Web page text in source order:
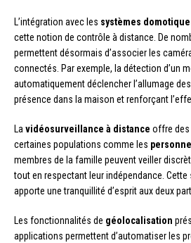
L’intégration avec les systèmes
cette notion de contrôle à distance. De
permettent désormais d’associer les
connectés. Par exemple, la détection d’un
automatiquement déclencher l’allumage
présence dans la maison et renforçant
Lavidéosurveillance à distance offre des
certaines populations comme les
membres de la famille peuvent veiller
tout en respectant leur indépendance.
apporte une tranquillité d’esprit aux deux
Les fonctionnalités de géolocalisation
applications permettent d’automatiser les